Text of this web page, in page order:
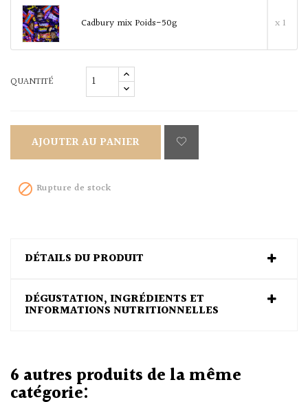
Cadbury mix Poids-50g x 1
QUANTITÉ
AJOUTER AU PANIER
 Rupture de stock
DÉTAILS DU PRODUIT
DÉGUSTATION, INGRÉDIENTS ET
INFORMATIONS NUTRITIONNELLES
6 autres produits de la même
catégorie: